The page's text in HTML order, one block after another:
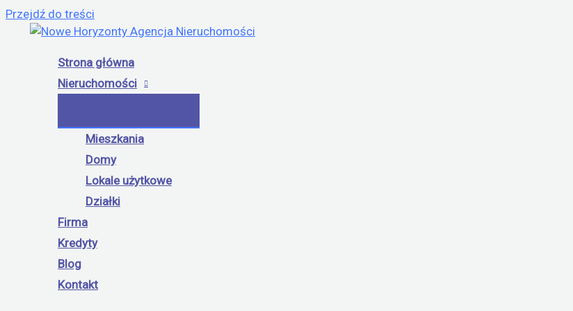
Przejdź do treści
Strona główna
Nieruchomości
Mieszkania
Domy
Lokale użytkowe
Działki
Firma
Kredyty
Blog
Kontakt